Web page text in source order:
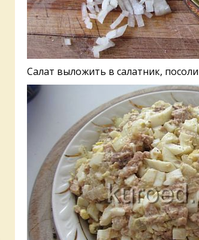
Салат выложить в салатник,